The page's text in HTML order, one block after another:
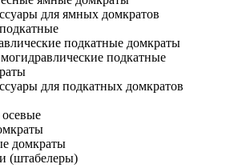
для ямных домкратов
подкатные домкраты
подкатные
для подкатных домкратов
домкраты
(штабелеры)